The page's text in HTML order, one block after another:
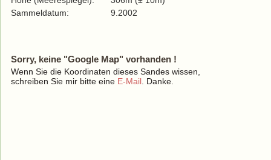
Sammeldatum:
9.2002
Sorry, keine "Google Map" vorhanden !
Wenn Sie die Koordinaten dieses Sandes wissen,
schreiben Sie mir bitte eine E-Mail . Danke.